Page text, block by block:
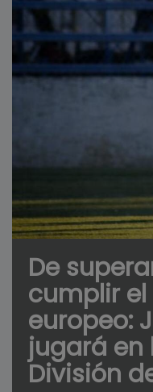
De
cumplir el
europeo:
jugará en
División